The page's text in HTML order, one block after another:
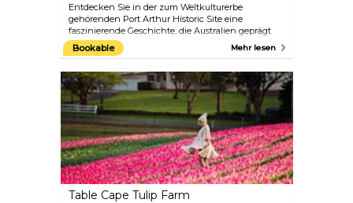
Entdecken Sie in der zum Weltkulturerbe
gehörenden Port Arthur Historic Site eine
faszinierende Geschichte, die Australien geprägt
hat. Port Arthur ist die am besten erhaltene
Sträflingssiedlung in Australien und eine der
Bookable Mehr lesen
Table Cape Tulip Farm